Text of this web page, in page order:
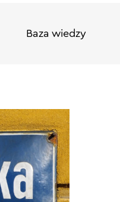
Baza wiedzy